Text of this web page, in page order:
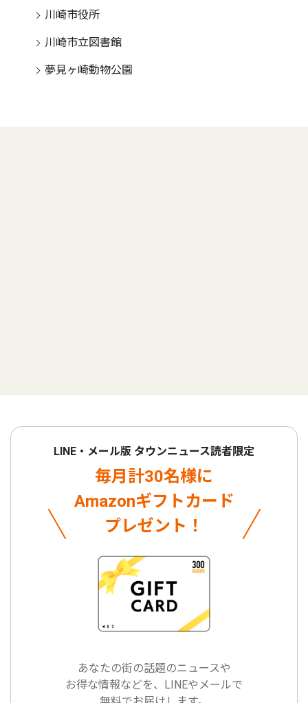
川崎市役所
川崎市立図書館
夢見ヶ崎動物公園
LINE・メール版 タウンニュース読者限定
毎月計30名様に
Amazonギフトカード
プレゼント！
あなたの街の話題のニュースや
お得な情報などを、LINEやメールで